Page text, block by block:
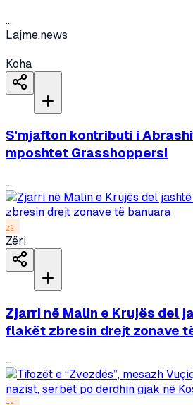
...
Lajme.news
Koha
S'mjafton kontributi i
mposhtet Grasshoppersi
...
ZË
Zëri
Zjarri në Malin e Krujës del
flakët zbresin drejt zonave
...